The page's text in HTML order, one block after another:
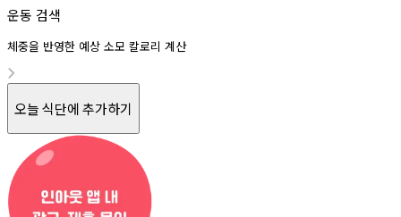
운동 검색
체중을 반영한 예상 소모 칼로리 계산
오늘 식단에 추가하기